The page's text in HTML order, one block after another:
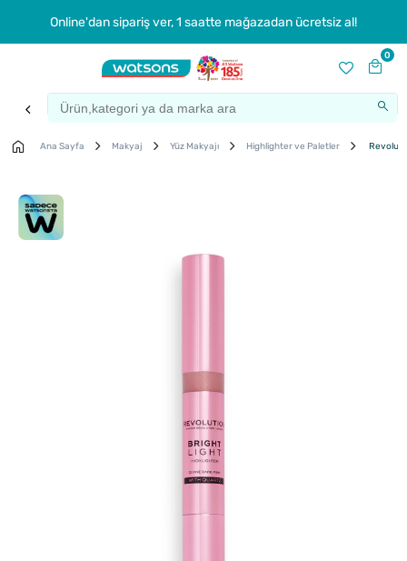
Online'dan sipariş ver, 1 saatte mağazadan ücretsiz al!
0
Ana Sayfa Makyaj Yüz Makyajı Highlighter ve Paletler